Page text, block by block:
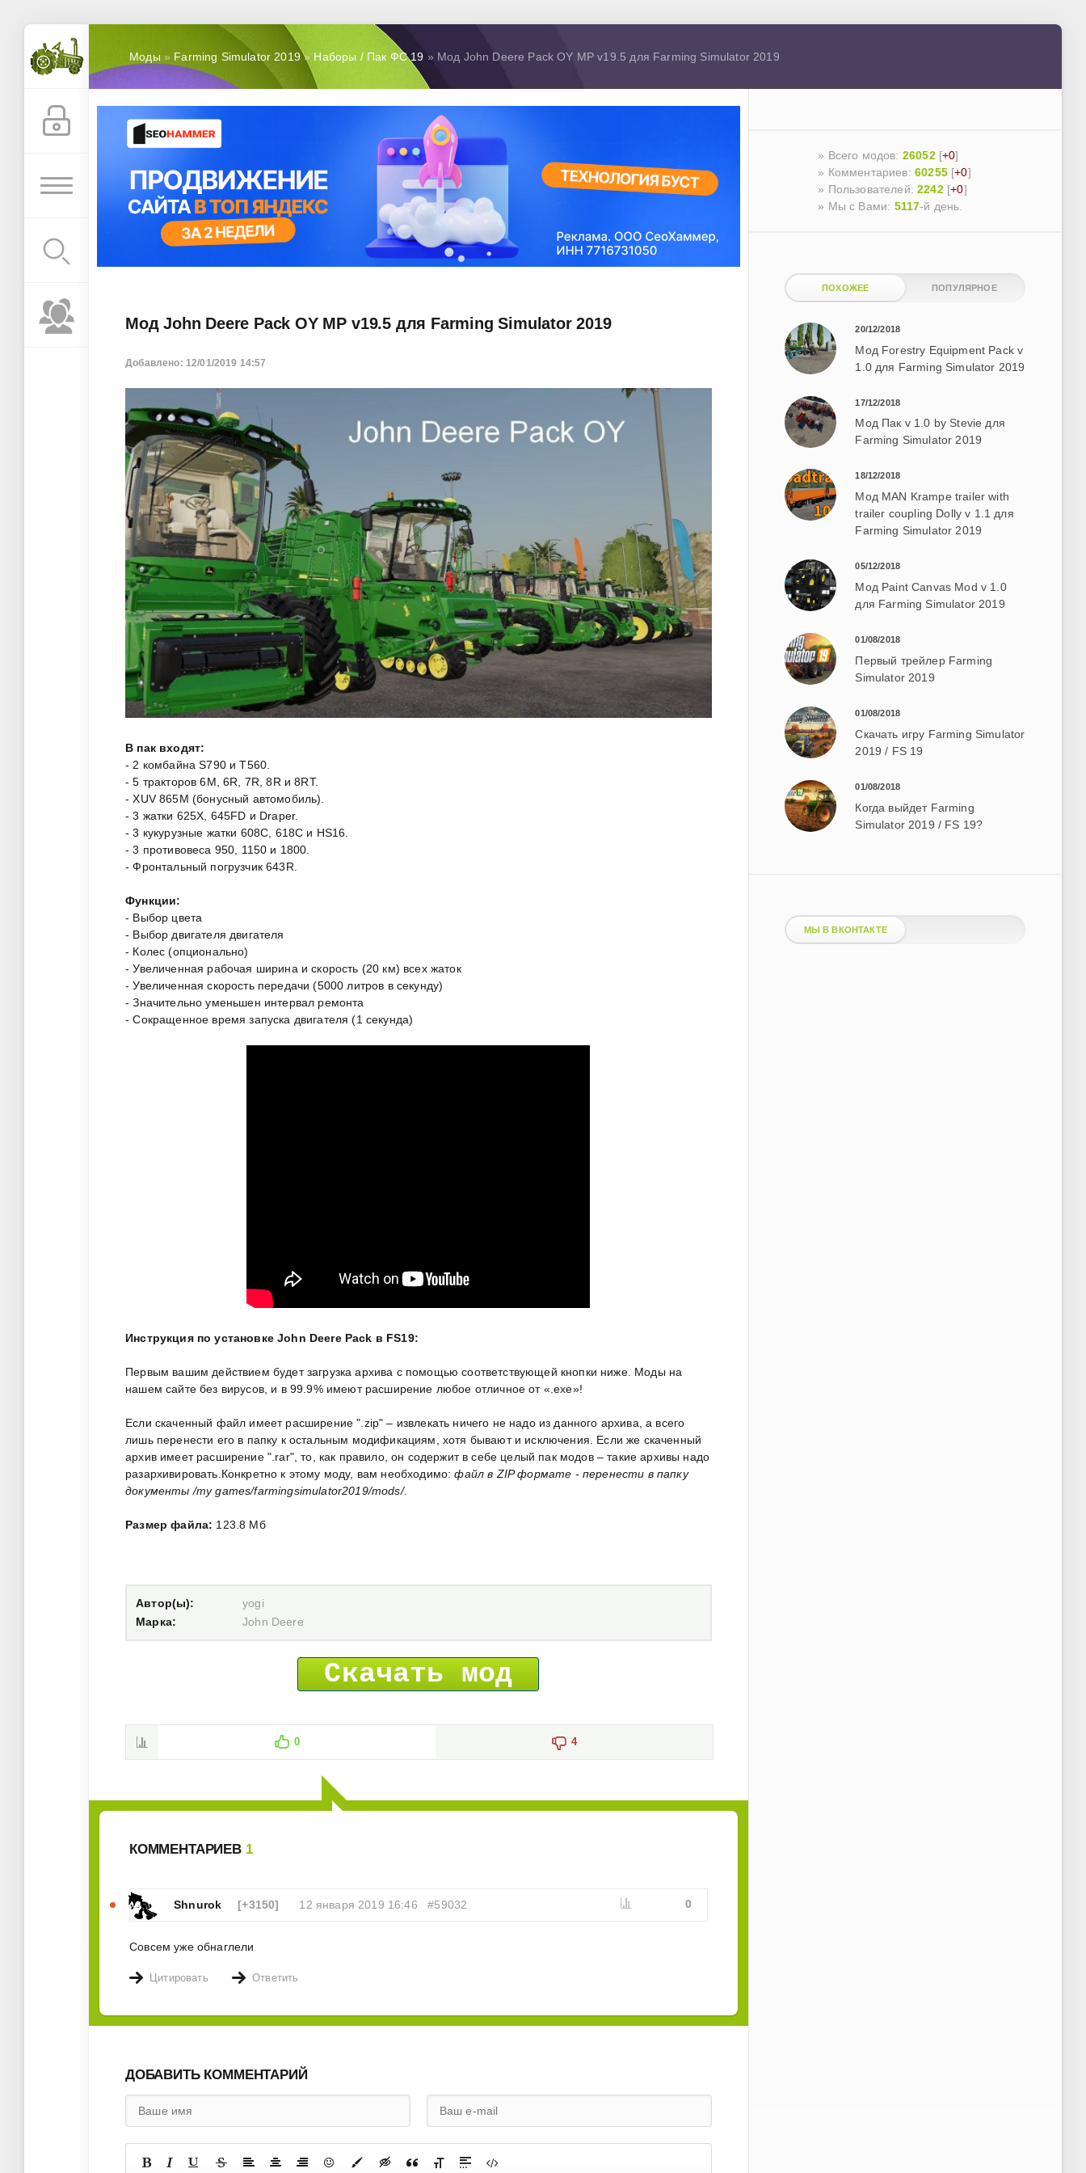
Моды» Farming Simulator 2019» Наборы / Пак ФС 19 » Мод John Deere Pack OY MP v19.5 для Farming Simulator 2019
Мод John Deere Pack OY MP v19.5 для Farming Simulator 2019
Добавлено: 12/01/2019 14:57
В пак входят:
- 2 комбайна S790 и T560.
- 5 тракторов 6M, 6R, 7R, 8R и 8RT.
- XUV 865M (бонусный автомобиль).
- 3 жатки 625X, 645FD и Draper.
- 3 кукурузные жатки 608C, 618C и HS16.
- 3 противовеса 950, 1150 и 1800.
- Фронтальный погрузчик 643R.
Функции:
- Выбор цвета
- Выбор двигателя двигателя
- Колес (опционально)
- Увеличенная рабочая ширина и скорость (20 км) всех жаток
- Увеличенная скорость передачи (5000 литров в секунду)
- Значительно уменьшен интервал ремонта
- Сокращенное время запуска двигателя (1 секунда)
Инструкция по установке John Deere Pack в FS19:
Первым вашим действием будет загрузка архива с помощью соответствующей кнопки ниже. Моды на
нашем сайте без вирусов, и в 99.9% имеют расширение любое отличное от «.exe»!
Если скаченный файл имеет расширение ".zip" – извлекать ничего не надо из данного архива, а всего
лишь перенести его в папку к остальным модификациям, хотя бывают и исключения. Если же скаченный
архив имеет расширение ".rar", то, как правило, он содержит в себе целый пак модов – такие архивы надо
разархивировать.Конкретно к этому моду, вам необходимо:файл в ZIP формате - перенести в папку
документы /my games/farmingsimulator2019/mods/.
Размер файла: 123.8 Мб
Автор(ы):
yogi
Марка:
John Deere
Скачать мод
0 4
КОММЕНТАРИЕВ 1
Shnurok [+3150] 12 января 2019 16:46 #59032 0
Совсем уже обнаглели
Цитировать Ответить
ДОБАВИТЬ КОММЕНТАРИЙ
» Всего модов: 26052[+0]
» Комментариев: 60255[+0]
» Пользователей:2242[+0]
» Мы с Вами: 5117-й день.
ПОХОЖЕЕ ПОПУЛЯРНОЕ
20/12/2018
Мод Forestry Equipment Pack v
1.0 для Farming Simulator 2019
17/12/2018
Мод Пак v 1.0 by Stevie для
Farming Simulator 2019
18/12/2018
Мод MAN Krampe trailer with
trailer coupling Dolly v 1.1 для
Farming Simulator 2019
05/12/2018
Мод Paint Canvas Mod v 1.0
для Farming Simulator 2019
01/08/2018
Первый трейлер Farming
Simulator 2019
01/08/2018
Скачать игру Farming Simulator
2019 / FS 19
01/08/2018
Когда выйдет Farming
Simulator 2019 / FS 19?
МЫ В ВКОНТАКТЕ